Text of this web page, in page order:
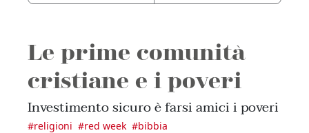
Le prime comunità
cristiane e i poveri
Investimento sicuro è farsi amici i poveri
#religioni #red week #bibbia